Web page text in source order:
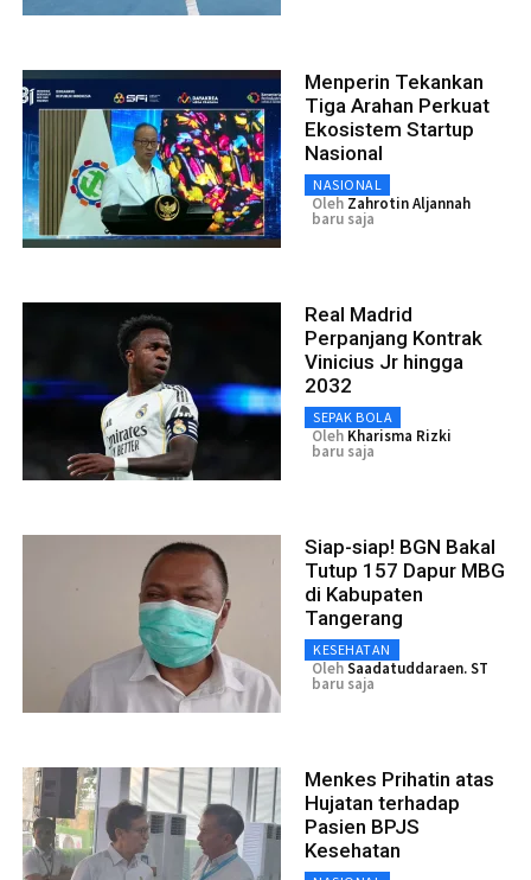
Menperin Tekankan
Tiga Arahan Perkuat
Ekosistem Startup
Nasional
NASIONAL
Oleh Zahrotin Aljannah
baru saja
Real Madrid
Perpanjang Kontrak
Vinicius Jr hingga
2032
SEPAK BOLA
Oleh Kharisma Rizki
baru saja
Siap-siap! BGN Bakal
Tutup 157 Dapur MBG
di Kabupaten
Tangerang
KESEHATAN
OlehSaadatuddaraen. ST
baru saja
Menkes Prihatin atas
Hujatan terhadap
Pasien BPJS
Kesehatan